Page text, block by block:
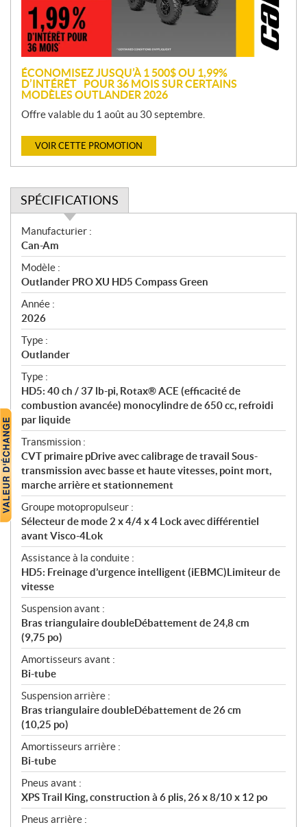
o
n
ÉCONOMISEZ JUSQU’À 1 500$ OU 1,99%
D’INTÉRÊT POUR 36 MOIS SUR CERTAINS
MODÈLES OUTLANDER 2026
Offre valable du 1 août au 30 septembre.
VOIR CETTE PROMOTION
SPÉCIFICATIONS
S
p
é
c
i
f
i
c
a
t
i
o
n
s
Manufacturier :
Can-Am
Modèle :
Outlander PRO XU HD5 Compass Green
Année :
2026
Type :
Outlander
Type :
HD5: 40 ch / 37 lb-pi, Rotax® ACE (efficacité de
combustion avancée) monocylindre de 650 cc, refroidi
par liquide
Transmission :
CVT primaire pDrive avec calibrage de travail Sous-
transmission avec basse et haute vitesses, point mort,
marche arrière et stationnement
Groupe motopropulseur :
Sélecteur de mode 2 x 4/4 x 4 Lock avec différentiel
avant Visco-4Lok
Assistance à la conduite :
HD5: Freinage d’urgence intelligent (iEBMC)Limiteur de
vitesse
Suspension avant :
Bras triangulaire doubleDébattement de 24,8 cm
(9,75 po)
Amortisseurs avant :
Bi-tube
Suspension arrière :
Bras triangulaire doubleDébattement de 26 cm
(10,25 po)
Amortisseurs arrière :
Bi-tube
Pneus avant :
XPS Trail King, construction à 6 plis, 26 x 8/10 x 12 po
Pneus arrière :